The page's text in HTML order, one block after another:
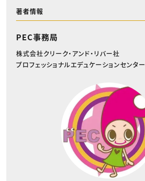
著者情報
PEC事務局
株式会社クリーク・アンド・リバー社
プロフェッショナルエデュケーションセンター